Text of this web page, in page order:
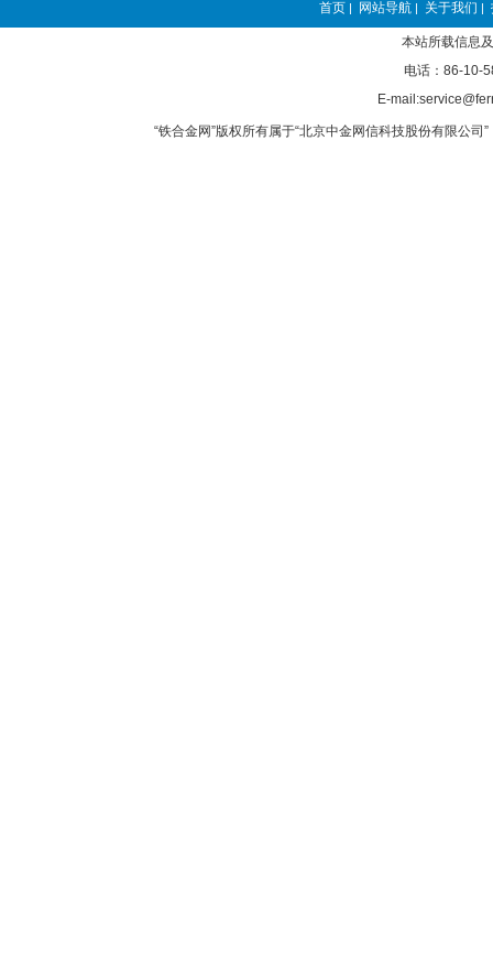
首页 | 网站导航 | 关于我们 |
本站所载信息
电话：86-10-
E-
“铁合金网”版权所有属于“北京中金网信科技股份有限公司